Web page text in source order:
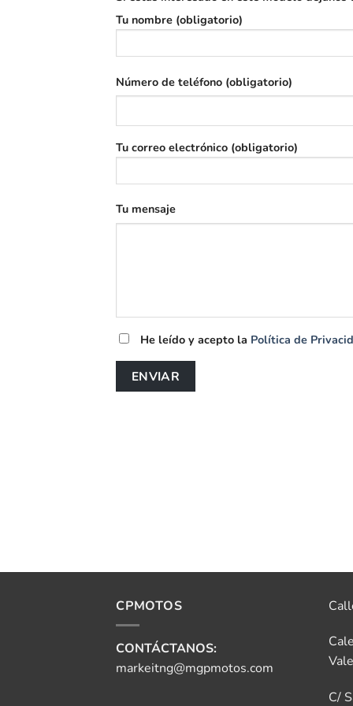
Tu nombre (obligatorio)
Número de teléfono (obligatorio)
Tu correo electrónico (obligatorio)
Tu mensaje
He leído y acepto la Política de
CPMOTOS
CONTÁCTANOS:
markeitng@mgpmotos.com
C/